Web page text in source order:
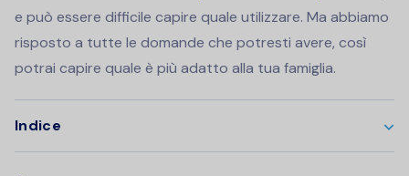
e può essere difficile capire quale utilizzare. Ma abbiamo
risposto a tutte le domande che potresti avere, così
potrai capire quale è più adatto alla tua famiglia.
Indice